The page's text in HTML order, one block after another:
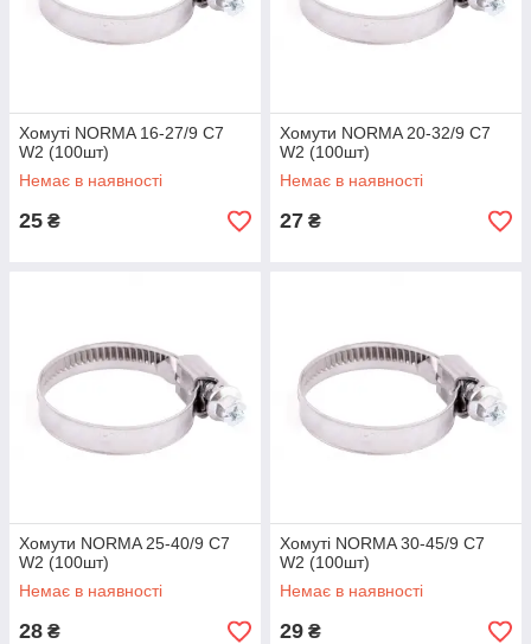
Хомуті NORMA 16-27/9 C7
W2 (100шт)
Немає в наявності
25 ₴
Хомути NORMA 20-32/9 C7
W2 (100шт)
Немає в наявності
27 ₴
Хомути NORMA 25-40/9 C7
W2 (100шт)
Немає в наявності
28 ₴
Хомуті NORMA 30-45/9 C7
W2 (100шт)
Немає в наявності
29 ₴